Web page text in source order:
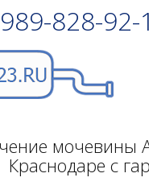
828-92-
мочевины
Краснодаре с